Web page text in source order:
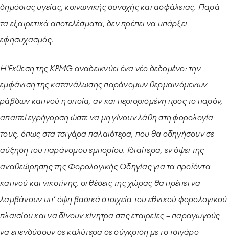
δημόσιας υγείας, κοινωνικής συνοχής και ασφάλειας. Παρά
τα εξαιρετικά αποτελέσματα, δεν πρέπει να υπάρξει
εφησυχασμός.
Η Έκθεση της KPMG αναδεικνύει ένα νέο δεδομένο: την
εμφάνιση της κατανάλωσης παράνομων θερμαινόμενων
ράβδων καπνού η οποία, αν και περιορισμένη προς το παρόν,
απαιτεί εγρήγορση ώστε να μη γίνουν λάθη στη φορολογία
τους, όπως στα τσιγάρα παλαιότερα, που θα οδηγήσουν σε
αύξηση του παράνομου εμπορίου. Ιδιαίτερα, εν όψει της
αναθεώρησης της Φορολογικής Οδηγίας για τα προϊόντα
καπνού και νικοτίνης, οι θέσεις της χώρας θα πρέπει να
λαμβάνουν υπ’ όψη βασικά στοιχεία του εθνικού φορολογικού
πλαισίου και να δίνουν κίνητρα στις εταιρείες – παραγωγούς
να επενδύσουν σε καλύτερα σε σύγκριση με το τσιγάρο